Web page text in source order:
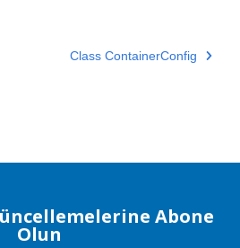
Class ContainerConfig
Abone
Olun